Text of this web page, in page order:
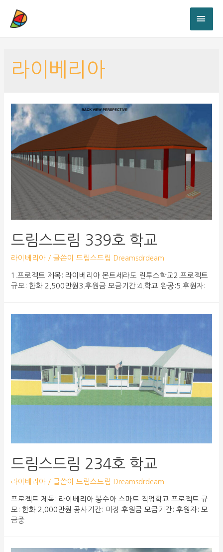
라이베리아
드림스드림 339호 학교
라이베리아 / 글쓴이 드림스드림 Dreamsdrdeam
1.프로젝트 제목: 라이베리아 몬트세라도 린투스학교2.프로젝트
규모: 한화 2,500만원3.후원금 모금기간:4.학교 완공:5.후원자:
드림스드림 234호 학교
라이베리아 / 글쓴이드림스드림 Dreamsdrdeam
프로젝트 제목: 라이베리아 봉수아 스마트 직업학교 프로젝트 규
모: 한화 2,000만원 공사기간: 미정 후원금 모금기간: 후원자: 모
금중